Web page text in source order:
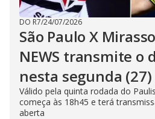
DO R7/24/07/2026
São Paulo X
NEWS transmite o
nesta segunda (27)
Válido pela quinta rodada do
começa às 18h45 e terá
aberta